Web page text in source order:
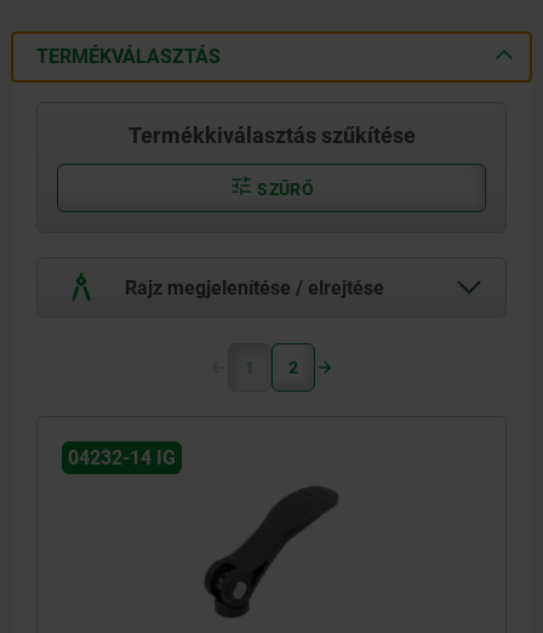
TERMÉKVÁLASZTÁS
Termékkiválasztás szűkítése
SZŰRŐ
Rajz megjelenítése / elrejtése
1 2
04232-14 IG